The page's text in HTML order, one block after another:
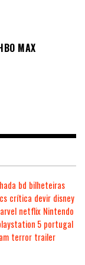
MAX
bd bilheteiras
crítica devir disney
netflix Nintendo
5 portugal
terror trailer